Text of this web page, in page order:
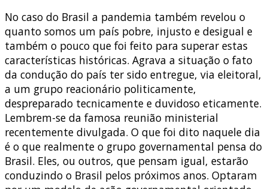
No caso do Brasil a pandemia também revelou o
quanto somos um país pobre, injusto e desigual e
também o pouco que foi feito para superar estas
características históricas. Agrava a situação o fato
da condução do país ter sido entregue, via eleitoral,
a um grupo reacionário politicamente,
despreparado tecnicamente e duvidoso eticamente.
Lembrem-se da famosa reunião ministerial
recentemente divulgada. O que foi dito naquele dia
é o que realmente o grupo governamental pensa do
Brasil. Eles, ou outros, que pensam igual, estarão
conduzindo o Brasil pelos próximos anos. Optaram